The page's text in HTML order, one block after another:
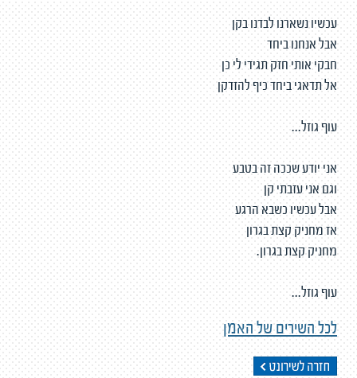
עכשיו נשארנו לבדנו בקן
אבל אנחנו ביחד
חבקי אותי חזק תגידי לי כן
אל תדאגי ביחד כיף להזדקן
עוף גוזל...
אני יודע שככה זה בטבע
וגם אני עזבתי קן
אבל עכשיו כשבא הרגע
אז מחניק קצת בגרון
מחניק קצת בגרון.
עוף גוזל...
לכל השירים של האמן